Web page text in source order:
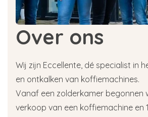
Over ons
Wij zijn Eccellente, dé specialist in
en ontkalken van koffiemachines.
Vanaf een zolderkamer begonnen
verkoop van een koffiemachine en